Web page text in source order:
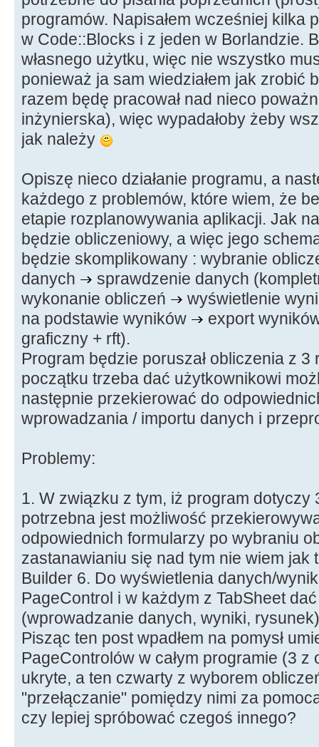
programów. Napisałem wcześniej kilka
w Code::Blocks i z jeden w Borlandzie.
własnego użytku, więc nie wszystko
ponieważ ja sam wiedziałem jak zrobić
razem będę pracował nad nieco
inżynierska), więc wypadałoby żeby
jak należy
Opiszę nieco działanie programu, a
każdego z problemów, które wiem, że
etapie rozplanowywania aplikacji. Jak
będzie obliczeniowy, a więc jego
będzie skomplikowany : wybranie
danych
sprawdzenie danych
wykonanie obliczeń
wyświetlenie
na podstawie wyników
export
graficzny + rft).
Program będzie poruszał obliczenia z
początku trzeba dać użytkownikowi
następnie przekierować do
wprowadzania / importu danych i
Problemy:
1. W związku z tym, iż program dotyczy
potrzebna jest możliwość
odpowiednich formularzy po wybraniu
zastanawianiu się nad tym nie wiem jak
Builder 6. Do wyświetlenia danych/
PageControl i w każdym z TabSheet
(wprowadzanie danych, wyniki,
Pisząc ten post wpadłem na pomysł
PageControlów w całym programie (3
ukryte, a ten czwarty z wyborem
"przełączanie" pomiędzy nimi za
czy lepiej spróbować czegoś innego?